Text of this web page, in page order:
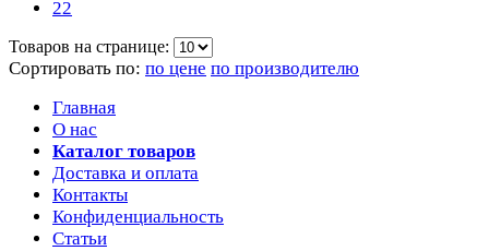
22
Товаров на странице:
Сортировать по: по цене по производителю
Главная
О нас
Каталог товаров
Доставка и оплата
Контакты
Конфиденциальность
Статьи